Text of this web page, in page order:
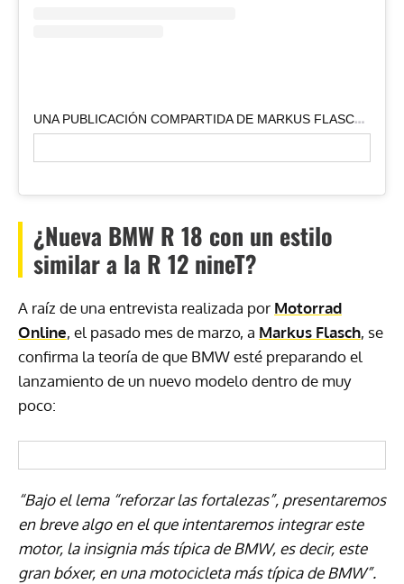
U
NA PUBLICACIÓN COMPARTIDA DE MARKUS FLASCH (@MARKUSFLASCH)
¿Nueva BMW R 18 con un estilo
similar a la R 12 nineT?
A raíz de una entrevista realizada por Motorrad
Online, el pasado mes de marzo, a Markus Flasch, se
confirma la teoría de que BMW esté preparando el
lanzamiento de un nuevo modelo dentro de muy
poco:
“Bajo el lema “reforzar las fortalezas”, presentaremos
en breve algo en el que intentaremos integrar este
motor, la insignia más típica de BMW, es decir, este
gran bóxer, en una motocicleta más típica de BMW”.